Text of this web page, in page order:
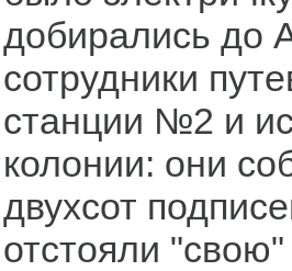
добирались до
сотрудники
станции №2 и
колонии: они
двухсот
отстояли "свою"